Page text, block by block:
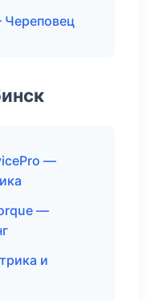
Череповец
—
—
и